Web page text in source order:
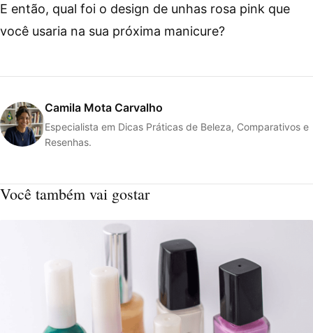
E então, qual foi o design de unhas rosa pink que
você usaria na sua próxima manicure?
Camila Mota Carvalho
Especialista em Dicas Práticas de Beleza, Comparativos e
Resenhas.
Você também vai gostar